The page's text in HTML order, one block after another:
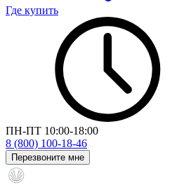
Где купить
ПН-ПТ 10:00-18:00
8 (800) 100-18-46
Перезвоните мне